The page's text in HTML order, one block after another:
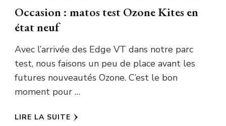
Occasion : matos test Ozone Kites en
état neuf
Avec l’arrivée des Edge VT dans notre parc
test, nous faisons un peu de place avant les
futures nouveautés Ozone. C’est le bon
moment pour …
LIRE LA SUITE